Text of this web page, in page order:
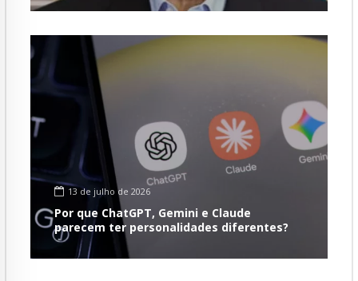
13 de julho de 2026
Por que ChatGPT, Gemini e Claude
parecem ter personalidades diferentes?